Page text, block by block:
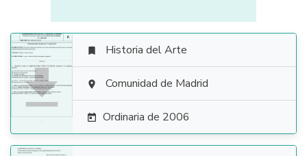

 Historia del Arte
 Comunidad de Madrid
 Ordinaria de 2006